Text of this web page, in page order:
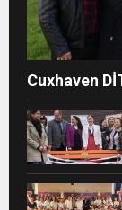
Cuxhaven